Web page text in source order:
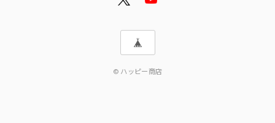
© ハッピー商店